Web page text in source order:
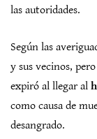
las autoridades.
Según las
y sus vecinos,
expiró al llegar al
como causa de
desangrado.